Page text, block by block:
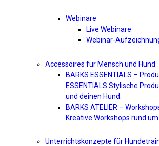
Webinare
Live Webinare
Webinar-
Accessoires für Mensch und Hund
BARKS ESSENTIALS –
ESSENTIALS Stylische
und deinen Hund.
BARKS ATELIER –
Kreative Workshops rund um
Unterrichtskonzepte für